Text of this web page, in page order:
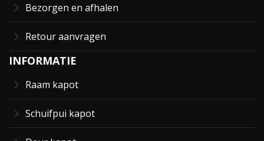
Bezorgen en afhalen
Retour aanvragen
INFORMATIE
Raam kapot
Schuifpui kapot